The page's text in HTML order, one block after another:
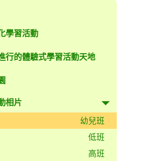
學習活動
行的體驗式學習活動天地
相片
幼兒班
低班
高班